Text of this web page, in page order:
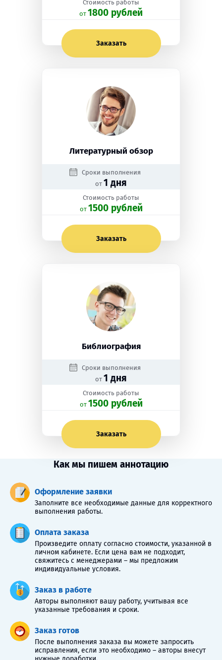
Стоимость работы
oт 1800 рублей
Заказать
Литературный обзор
Сроки выполнения
от 1 дня
Стоимость работы
oт 1500 рублей
Заказать
Библиография
Сроки выполнения
от 1 дня
Стоимость работы
oт 1500 рублей
Заказать
Как мы пишем аннотацию
Оформление заявки
Заполните все необходимые данные для корректного
выполнения работы.
Оплата заказа
Произведите оплату согласно стоимости, указанной в
личном кабинете. Если цена вам не подходит,
свяжитесь с менеджерами – мы предложим
индивидуальные условия.
Заказ в работе
Авторы выполняют вашу работу, учитывая все
указанные требования и сроки.
Заказ готов
После выполнения заказа вы можете запросить
исправления, если это необходимо – авторы внесут